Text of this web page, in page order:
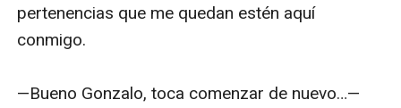
pertenencias que me quedan estén aquí
conmigo.
—Bueno Gonzalo, toca comenzar de nuevo…—